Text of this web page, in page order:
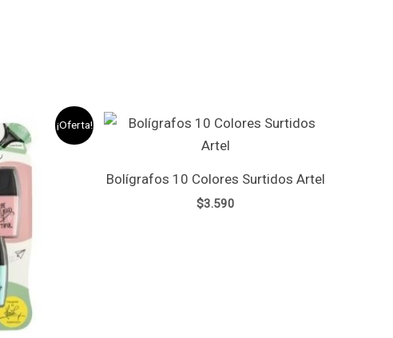
¡Oferta!
precio
actual
es:
$2.990.
Bolígrafos 10 Colores Surtidos Artel
$3.590